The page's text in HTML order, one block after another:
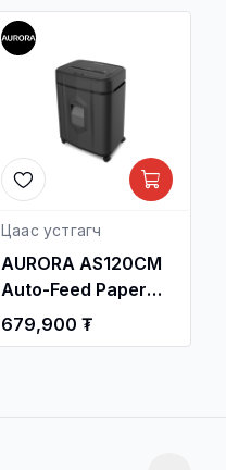
Цаас устгагч
AURORA AS120CM
Auto-Feed Paper
Shredder
679,900 ₮